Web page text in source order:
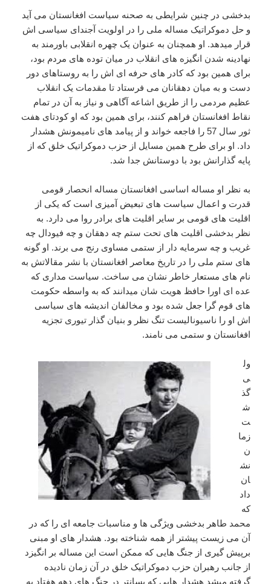
بدخشی در چنین شرایطی به صحنه سیاست افغانستان می آید
و حل دموکراتیک مساله ملی را در اولویت آجندای سیاسی اش
قرار میدهد. او همچنان به عنوان یک چهره انقلابی باورمند به
نهادینه شدن انگیزه های انقلاب در میان توده های مردم بود،
برای همین بود که کادر های حرفه ای اش را به روستاهای دور
دست و به میان دهقانان می فرستاد تا مقدمات یک انقلاب
عظیم مردمی را از طریق اشاعه آگاهی و نیاز به آن در تمام
نقاط افغانستان فراهم کنند، برای همین بود که او کودتای هفت
ثور سال 57 را فاجعه خواند و از پیامد های نامیمونش هشدار
داد. او برای طرح همین مسایل از حزب دموکراتیک خلق که از
پایه گذارانش بود با دوستانش جدا شد.
به نظر او مساله اساسی افغانستان مساله انحصار قومی
قدرت و اعمال سیاست های تبعیض آمیزی است که یکی از
اقلیت های قومی بر سایر اقلیت های برادر روا می دارد. به
نظر بدخشی اقلیت های تحت ستم چه دهقان و چه فیودال چه
غریب و چه سرمایه دار از ستمی مساوی رنج می برند. او گونه
های ستم ملی را در تاریخ معاصر افغانستان با نشر مقالاتش به
نام های مستعار خاطر نشان می ساخت. سیاست مداری که
عده ای اورا حافظ هویت شان میدانند که به واسطه حکومت
های قوم گرا جعل شده بود و مخالفان اندیشه های سیاسی
اش او را ناسیونالیست تنگ نظر و بنیان گذار تیوری تجزیه
افغانستان و ستمی می نامند.
ول
ی
گذ
ش
ت
زما
ن
نش
ان
داد
که
محمد طاهر بدخشی ویژگی ها و مناسبات جامعه ای را که در
آن می زیست پیشتر از همه شناخته بود. هشدار های او مبنی
برپیش گیری از جنگ هایی که ممکن است این مساله بر انگیزد
از جانب رهبران حزب دموکراتیک خلق در آن زمان نادیده
گرفته میشد هشدار هایی که پسانتر در جنگ های دهه هفتاد به